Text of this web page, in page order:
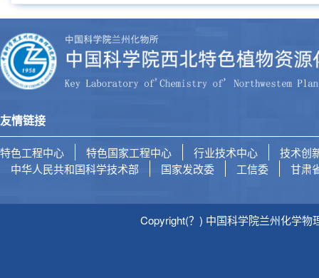
友情链接
特色工程中心 特色国家工程中心 行业技术中心
技术创
中华人民共和国科学技术部
国家发改委 工信委 甘肃
Copyright(？) 中国科学院兰州化学